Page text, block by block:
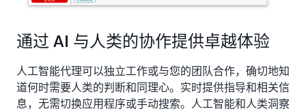
通过 AI 与人类的协作提供卓越体验
人工智能代理可以独立工作或与您的团队合作，确切地知
道何时需要人类的判断和同理心。实时提供指导和相关信
息，无需切换应用程序或手动搜索。人工智能和人类洞察